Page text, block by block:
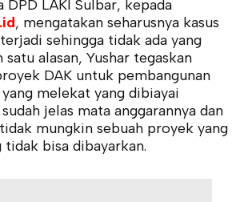
DPD LAKI Sulbar, kepada
, mengatakan seharusnya kasus
sehingga tidak ada yang
satu alasan, Yushar tegaskan
DAK untuk pembangunan
melekat yang dibiayai
jelas mata anggarannya dan
mungkin sebuah proyek yang
tidak bisa dibayarkan.